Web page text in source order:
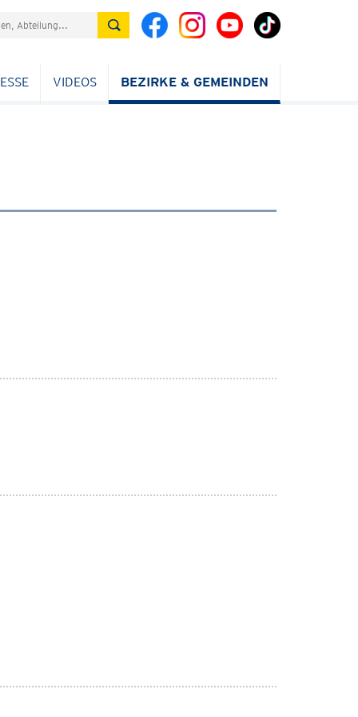
VIDEOS BEZIRKE & GEMEINDEN